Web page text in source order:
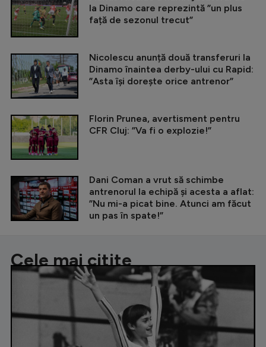
la Dinamo care reprezintă ”un plus
față de sezonul trecut”
Nicolescu anunță două transferuri la
Dinamo înaintea derby-ului cu Rapid:
”Asta își dorește orice antrenor”
Florin Prunea, avertisment pentru
CFR Cluj: ”Va fi o explozie!”
Dani Coman a vrut să schimbe
antrenorul la echipă și acesta a aflat:
”Nu mi-a picat bine. Atunci am făcut
un pas în spate!”
Cele mai citite